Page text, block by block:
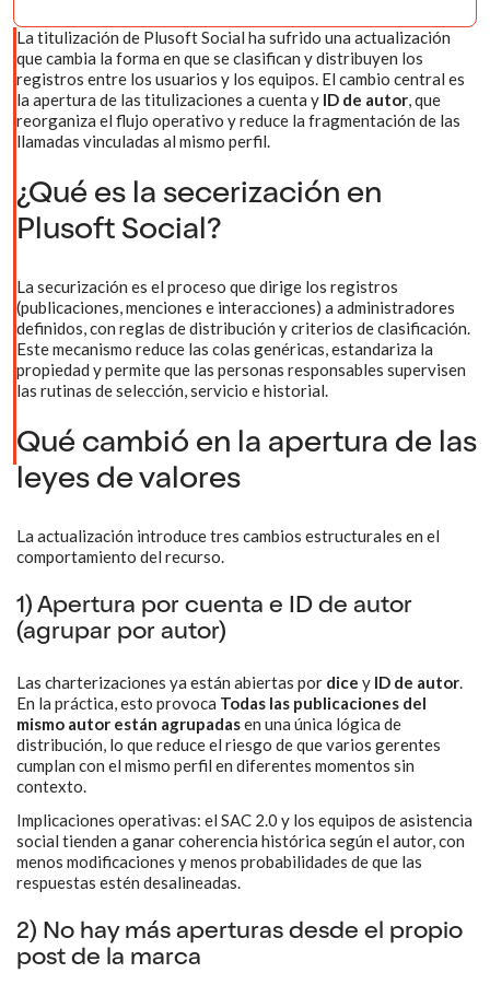
La titulización de Plusoft Social ha sufrido una actualización
que cambia la forma en que se clasifican y distribuyen los
registros entre los usuarios y los equipos. El cambio central es
la apertura de las titulizaciones a cuenta y ID de autor, que
reorganiza el flujo operativo y reduce la fragmentación de las
llamadas vinculadas al mismo perfil.
¿Qué es la secerización en
Plusoft Social?
La securización es el proceso que dirige los registros
(publicaciones, menciones e interacciones) a administradores
definidos, con reglas de distribución y criterios de clasificación.
Este mecanismo reduce las colas genéricas, estandariza la
propiedad y permite que las personas responsables supervisen
las rutinas de selección, servicio e historial.
Qué cambió en la apertura de las
leyes de valores
La actualización introduce tres cambios estructurales en el
comportamiento del recurso.
1) Apertura por cuenta e ID de autor
(agrupar por autor)
Las charterizaciones ya están abiertas por dice y ID de autor.
En la práctica, esto provoca Todas las publicaciones del
mismo autor están agrupadasen una única lógica de
distribución, lo que reduce el riesgo de que varios gerentes
cumplan con el mismo perfil en diferentes momentos sin
contexto.
Implicaciones operativas: el SAC 2.0 y los equipos de asistencia
social tienden a ganar coherencia histórica según el autor, con
menos modificaciones y menos probabilidades de que las
respuestas estén desalineadas.
2) No hay más aperturas desde el propio
post de la marca